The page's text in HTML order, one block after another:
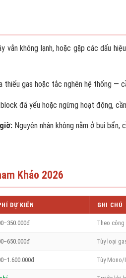
vẫn không lạnh, hoặc gặp các dấu
thiếu gas hoặc tắc nghẽn hệ thống —
đã yếu hoặc ngừng hoạt động,
Nguyên nhân không nằm ở bụi bẩn,
Khảo 2026
DỰ KIẾN GHI CHÚ
Theo công
Tùy loại
Tùy Mono/